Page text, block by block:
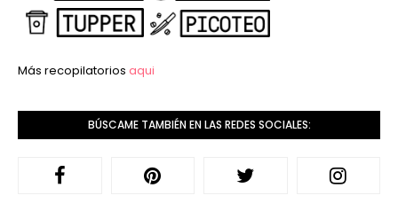
Más recopilatorios aqui
BÚSCAME TAMBIÉN EN LAS REDES SOCIALES: